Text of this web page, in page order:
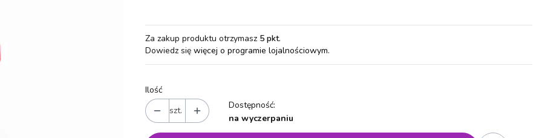
Za zakup produktu otrzymasz 5 pkt.
Dowiedz się więcej o programie lojalnościowym.
Ilość
szt.
Dostępność:
na wyczerpaniu